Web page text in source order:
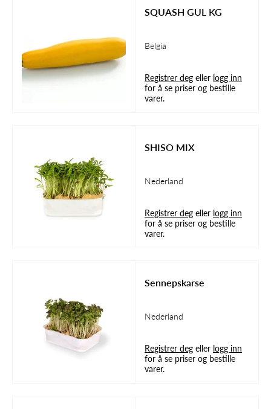
SQUASH GUL KG
Belgia
Registrer deg eller logg inn
for å se priser og bestille
varer.
SHISO MIX
Nederland
Registrer deg eller logg inn
for å se priser og bestille
varer.
Sennepskarse
Nederland
Registrer deg eller logg inn
for å se priser og bestille
varer.